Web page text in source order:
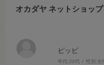
ピッピ
年代:20代 性別:女
オカダヤ ネットショップ